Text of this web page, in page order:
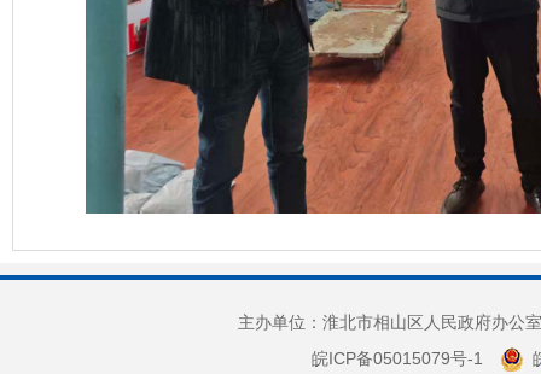
主办单位：淮北市相山区人民政府办
皖ICP备05015079号-1